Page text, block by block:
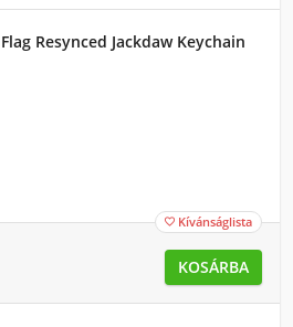
Resynced Jackdaw Keychain
 Kívánságlista
KOSÁRBA